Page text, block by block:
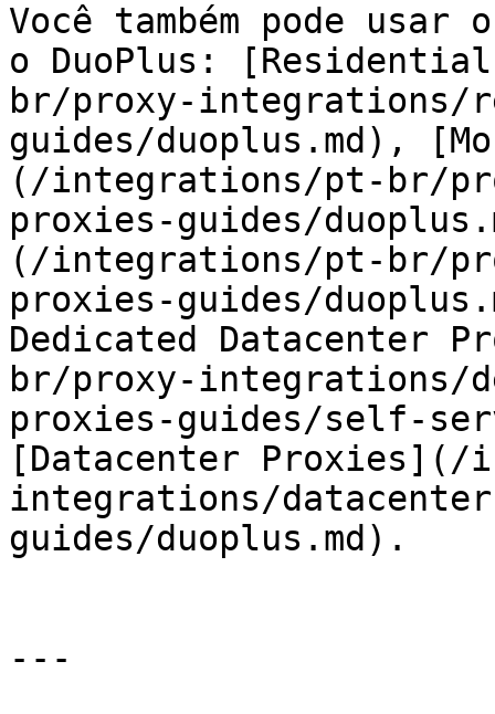
Você também pode
o DuoPlus:
br/proxy-integrations/
guides/duoplus.md),
(/integrations/pt-br/
proxies-guides/
(/integrations/pt-br/
proxies-guides/
Dedicated Datacenter
br/proxy-integrations/
proxies-guides/self-
[Datacenter
integrations/
guides/duoplus.md).
---